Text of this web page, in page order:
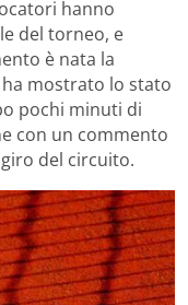
hanno
del torneo, e
è nata la
mostrato lo stato
pochi minuti di
con un commento
del circuito.